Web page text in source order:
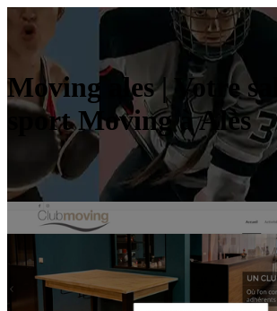
Moving ales | Votre
sport Moving à Alès